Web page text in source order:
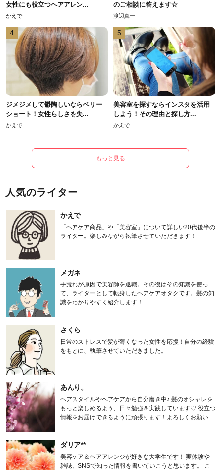
女性にも役立つヘアアレン...
かえで
のご相談に答えます☆
渡辺真一
4
ジメジメして鬱陶しいならベリー
ショート！女性らしさを失...
かえで
5
美容室を探すならインスタを活用
しよう！その理由と探し方...
かえで
もっと見る
人気のライター
かえで
「ヘアケア商品」や「美容室」について詳しい20代後半の
ライター。楽しみながら執筆させていただきます！
メガネ
手荒れが原因で美容師を退職。その後はその知識を使っ
て、ライターとして転身したヘアケアオタクです。髪の知
識をわかりやすく紹介します！
さくら
日常のストレスで髪が薄くなった女性を応援！自分の経験
をもとに、執筆させていただきました。
あんり。
ヘアスタイルやヘアケアから自分磨き中♪ 髪のオシャレを
もっと楽しめるよう、日々勉強＆実践しています♡ 役立つ
情報をお届けできるように頑張ります！よろしくお願いし
ダリア**
美容ケア＆ヘアアレンジが好きな大学生です！ 実体験や
雑誌、SNSで知った情報を書いていこうと思います。 こ